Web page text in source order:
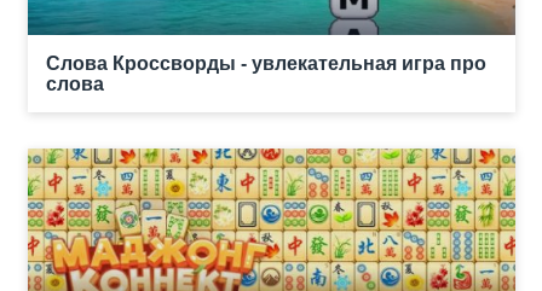
Слова Кроссворды - увлекательная игра про
слова